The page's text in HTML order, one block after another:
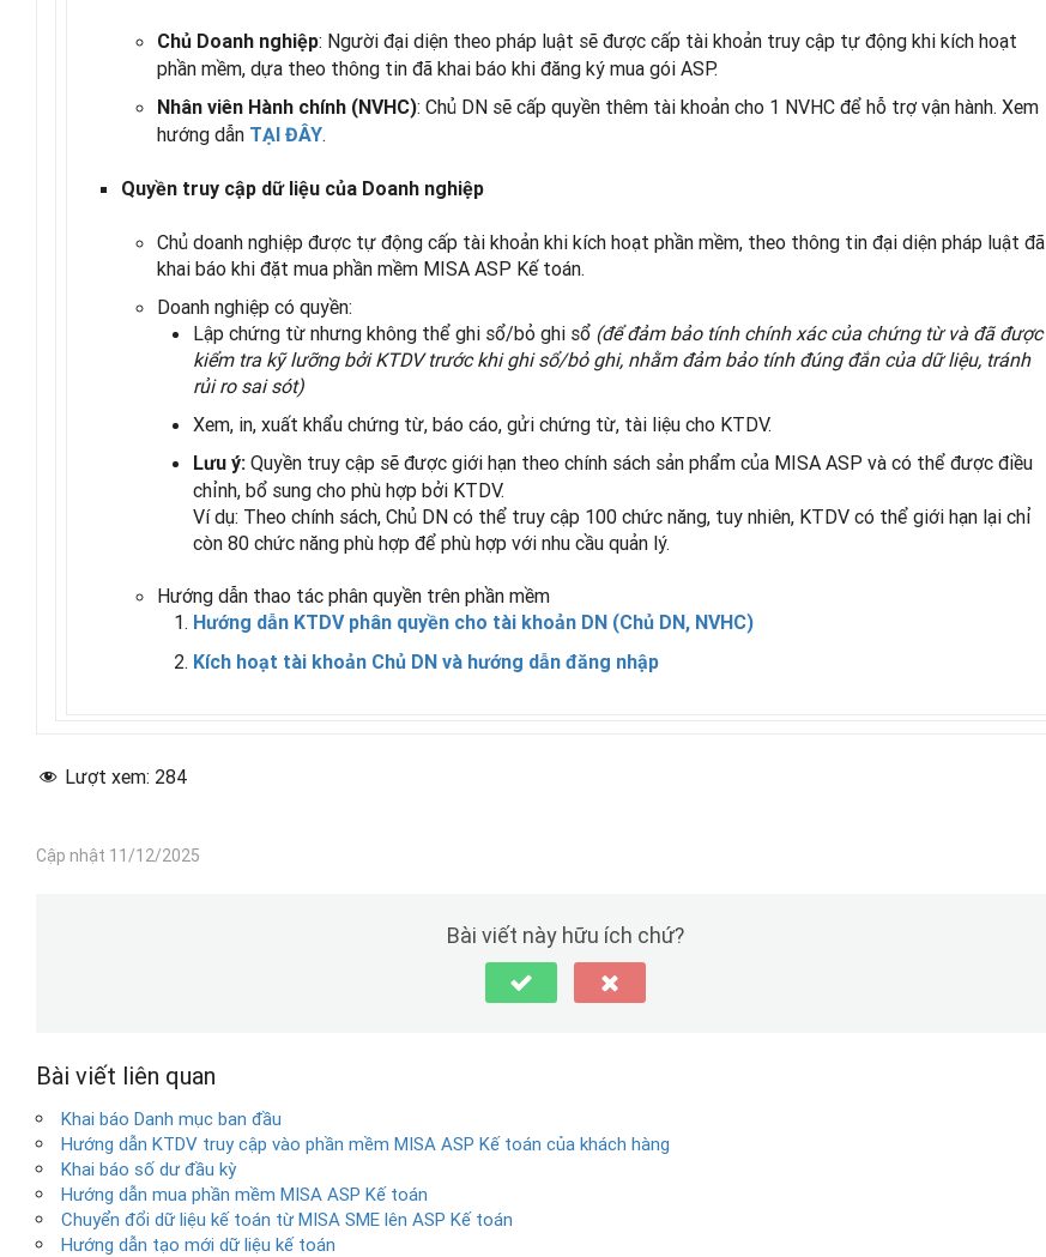
Chủ Doanh nghiệp: Người đại diện theo pháp luật sẽ được cấp tài khoản truy cập tự động khi kích hoạt
phần mềm, dựa theo thông tin đã khai báo khi đăng ký mua gói ASP.
Nhân viên Hành chính (NVHC): Chủ DN sẽ cấp quyền thêm tài khoản cho 1 NVHC để hỗ trợ vận hành. Xem
hướng dẫn TẠI ĐÂY.
Quyền truy cập dữ liệu của Doanh nghiệp
Chủ doanh nghiệp được tự động cấp tài khoản khi kích hoạt phần mềm, theo thông tin đại diện pháp luật đã
khai báo khi đặt mua phần mềm MISA ASP Kế toán.
Doanh nghiệp có quyền:
Lập chứng từ nhưng không thể ghi sổ/bỏ ghi sổ (để đảm bảo tính chính xác của chứng từ và đã được
kiểm tra kỹ lưỡng bởi KTDV trước khi ghi sổ/bỏ ghi, nhằm đảm bảo tính đúng đắn của dữ liệu, tránh
rủi ro sai sót)
Xem, in, xuất khẩu chứng từ, báo cáo, gửi chứng từ, tài liệu cho KTDV.
Lưu ý: Quyền truy cập sẽ được giới hạn theo chính sách sản phẩm của MISA ASP và có thể được điều
chỉnh, bổ sung cho phù hợp bởi KTDV.
Ví dụ: Theo chính sách, Chủ DN có thể truy cập 100 chức năng, tuy nhiên, KTDV có thể giới hạn lại chỉ
còn 80 chức năng phù hợp để phù hợp với nhu cầu quản lý.
Hướng dẫn thao tác phân quyền trên phần mềm
Hướng dẫn KTDV phân quyền cho tài khoản DN (Chủ DN, NVHC)
Kích hoạt tài khoản Chủ DN và hướng dẫn đăng nhập
Lượt xem: 284
Cập nhật 11/12/2025
Bài viết này hữu ích chứ?
Bài viết liên quan
Khai báo Danh mục ban đầu
Hướng dẫn KTDV truy cập vào phần mềm MISA ASP Kế toán của khách hàng
Khai báo số dư đầu kỳ
Hướng dẫn mua phần mềm MISA ASP Kế toán
Chuyển đổi dữ liệu kế toán từ MISA SME lên ASP Kế toán
Hướng dẫn tạo mới dữ liệu kế toán